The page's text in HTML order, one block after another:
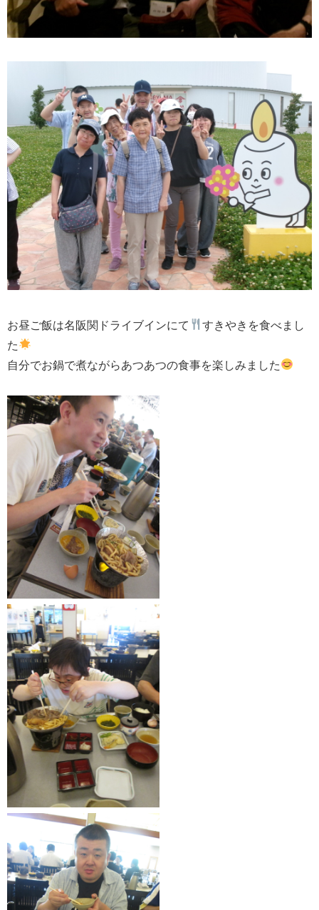
お昼ご飯は名阪関ドライブインにて
すきやきを食べまし
た
自分でお鍋で煮ながらあつあつの食事を楽しみました